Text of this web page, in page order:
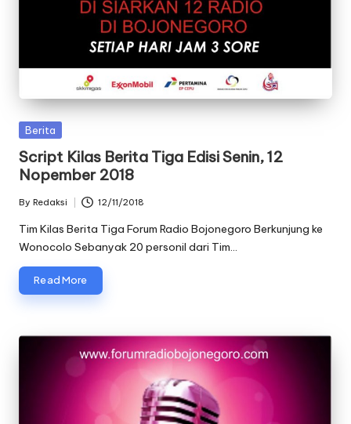
Posted
Berita
Script Kilas Berita Tiga Edisi Senin, 12
Nopember 2018
Posted
by
By Redaksi 12/11/2018
Tim Kilas Berita Tiga Forum Radio Bojonegoro Berkunjung ke
Wonocolo Sebanyak 20 personil dari Tim…
Read More